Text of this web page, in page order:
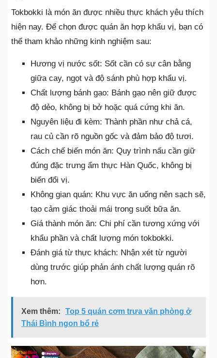
Tokbokki là món ăn được nhiều thực khách yêu thích
hiện nay. Để chọn được quán ăn hợp khẩu vị, bạn có
thể tham khảo những kinh nghiệm sau:
Hương vị nước sốt: Sốt cần có sự cân bằng
giữa cay, ngọt và độ sánh phù hợp khẩu vị.
Chất lượng bánh gạo: Bánh gạo nên giữ được
độ dẻo, không bị bở hoặc quá cứng khi ăn.
Nguyên liệu đi kèm: Thành phần như chả cá,
rau củ cần rõ nguồn gốc và đảm bảo độ tươi.
Cách chế biến món ăn: Quy trình nấu cần giữ
đúng đặc trưng ẩm thực Hàn Quốc, không bị
biến đổi vị.
Không gian quán: Khu vực ăn uống nên sạch sẽ,
tạo cảm giác thoải mái trong suốt bữa ăn.
Giá thành món ăn: Chi phí cần tương xứng với
khẩu phần và chất lượng món tokbokki.
Đánh giá từ thực khách: Nhận xét từ người
dùng trước giúp phản ánh chất lượng quán rõ
hơn.
Xem thêm:
Top 5 quán cơm trưa văn phòng ở
Thái Bình ngon bổ rẻ